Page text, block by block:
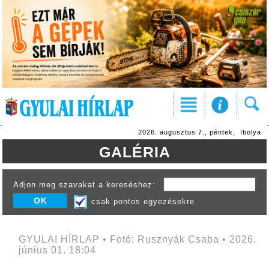
2026. augusztus 7., péntek, Ibolya
GALÉRIA
Adjon meg szavakat a kereséshez:
csak pontos egyezésekre
GYULAI HÍRLAP • Fotó: Rusznyák Csaba • 2026.
június 01. 18:04